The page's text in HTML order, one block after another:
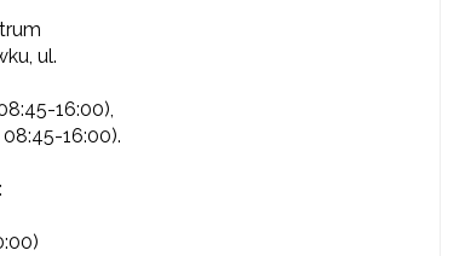
ul.
16:00),
16:00).